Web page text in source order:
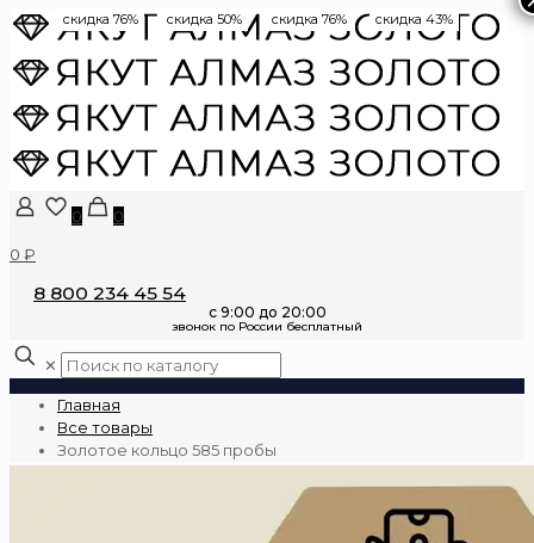
0
0
0 ₽
8 800 234 45 54
✕
Главная
Все товары
Золотое кольцо 585 пробы
скидка 76% скидка 50% скидка 76% скидка 43%